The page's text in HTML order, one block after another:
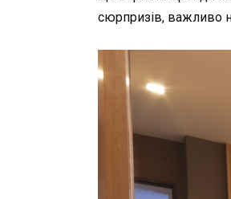
сюрпризів, важливо